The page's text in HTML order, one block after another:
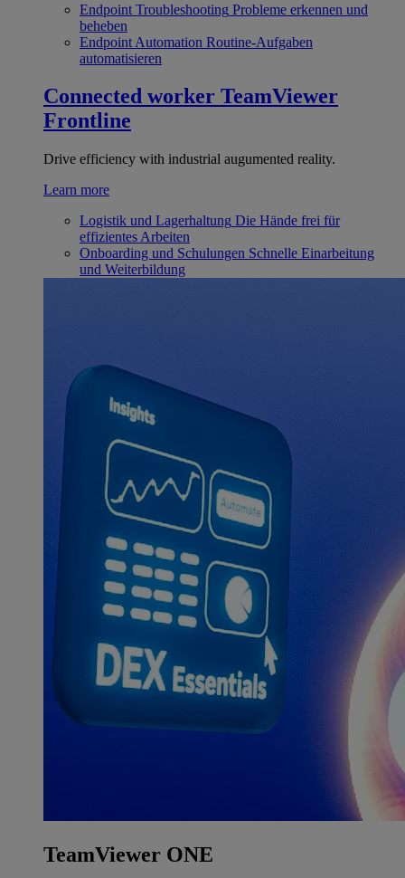
Endpoint Troubleshooting Probleme erkennen und
beheben
Endpoint Automation Routine-Aufgaben
automatisieren
Connected worker TeamViewer
Frontline
Drive efficiency with industrial augumented reality.
Learn more
Logistik und Lagerhaltung Die Hände frei für
effizientes Arbeiten
Onboarding und Schulungen Schnelle Einarbeitung
und Weiterbildung
TeamViewer ONE